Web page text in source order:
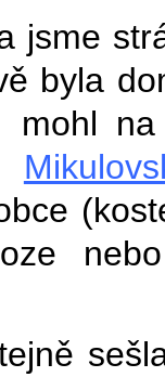
jsme
byla
mohl